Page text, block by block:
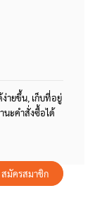
ายขึ้น, เก็บที่อยู่
นะคำสั่งซื้อได้
สมัครสมาชิก